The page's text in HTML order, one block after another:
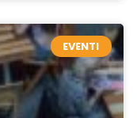
EVENTI